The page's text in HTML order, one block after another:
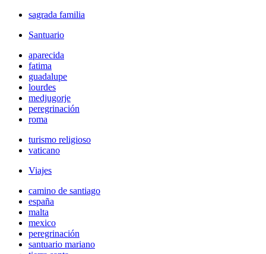
sagrada familia
Santuario
aparecida
fatima
guadalupe
lourdes
medjugorje
peregrinación
roma
turismo religioso
vaticano
Viajes
camino de santiago
españa
malta
mexico
peregrinación
santuario mariano